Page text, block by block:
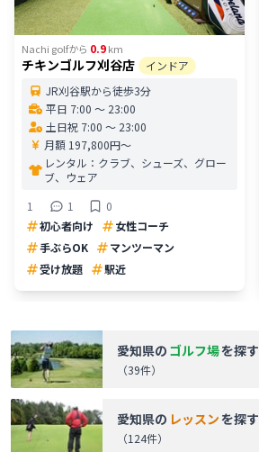
Nachi golfから 0.9km
チキンゴルフ刈谷店
インドア
JR刈谷駅から徒歩3分
平日 7:00 〜 23:00
土日祝 7:00 〜 23:00
月額 197,800円〜
レンタル： クラブ、シューズ、グロー
ブ、ウェア
1
1
0
初心者向け
女性コーチ
手ぶらOK
マンツーマン
受け放題
駅近
愛知県の ゴルフ場を探す
（39件）
愛知県の レッスンを探す
（124件）